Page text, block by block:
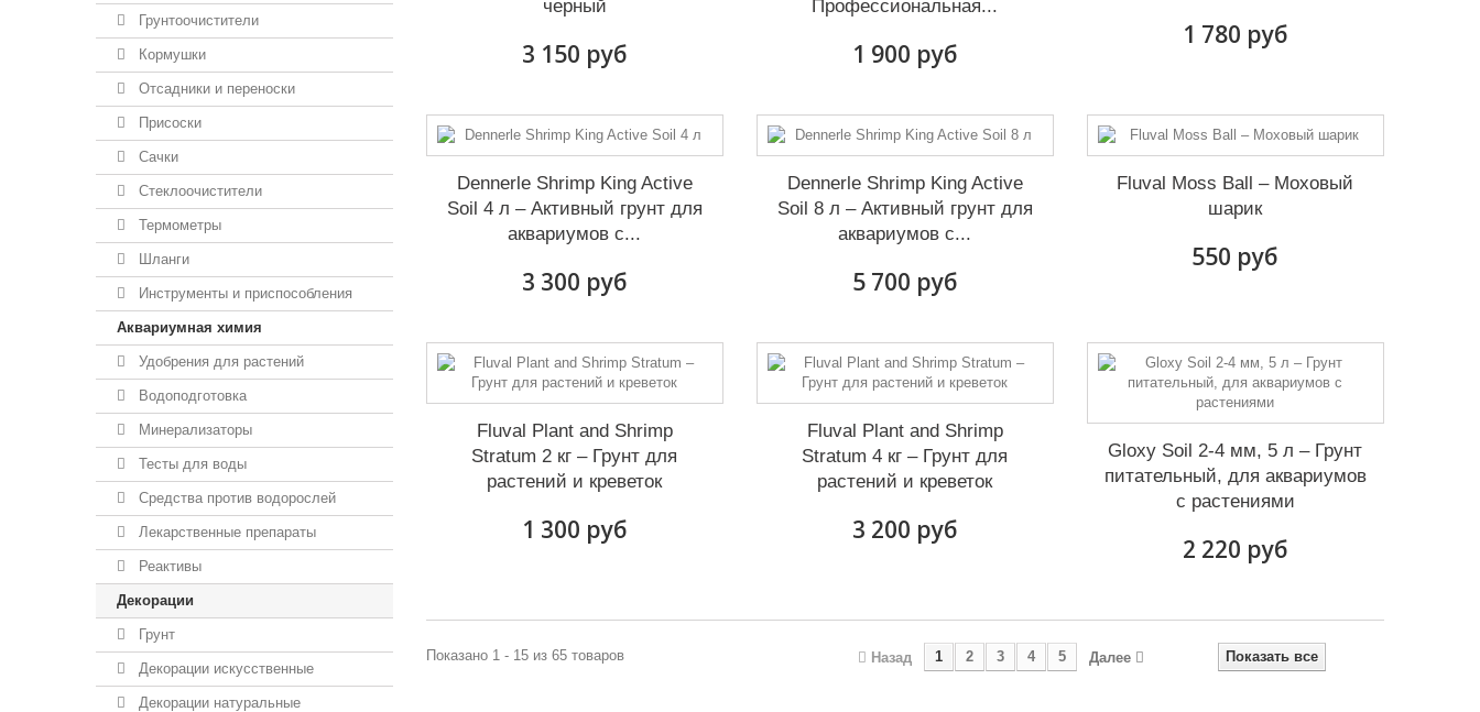
Грунтоочистители
Кормушки
Отсадники и переноски
Присоски
Сачки
Стеклоочистители
Термометры
Шланги
Инструменты и приспособления
Аквариумная химия
Удобрения для растений
Водоподготовка
Минерализаторы
Тесты для воды
Средства против водорослей
Лекарственные препараты
Реактивы
Декорации
Грунт
Декорации искусственные
Декорации натуральные
черный
3 150 руб
Профессиональная...
1 900 руб
1 780 руб
Dennerle Shrimp King Active
Soil 4 л – Активный грунт для
аквариумов с...
3 300 руб
Dennerle Shrimp King Active
Soil 8 л – Активный грунт для
аквариумов с...
5 700 руб
Fluval Moss Ball – Моховый
шарик
550 руб
Fluval Plant and Shrimp
Stratum 2 кг – Грунт для
растений и креветок
1 300 руб
Fluval Plant and Shrimp
Stratum 4 кг – Грунт для
растений и креветок
3 200 руб
Gloxy Soil 2-4 мм, 5 л – Грунт
питательный, для аквариумов
с растениями
2 220 руб
Показать все
Назад 1 2 3 4 5 Далее
Показано 1 - 15 из 65 товаров